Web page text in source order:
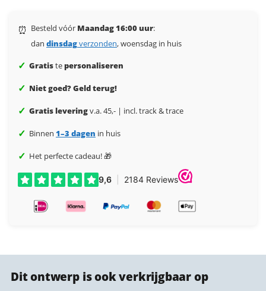
⏰ Besteld vóór Maandag 16:00 uur:
dan dinsdagverzonden, woensdag in huis
✓ Gratistepersonaliseren
✓ Niet goed? Geld terug!
✓ Gratis leveringv.a. 45,- | incl. track & trace
✓ Binnen 1–3 dagen in huis
✓ Het perfecte cadeau! 🎁
Dit ontwerp is ook verkrijgbaar op